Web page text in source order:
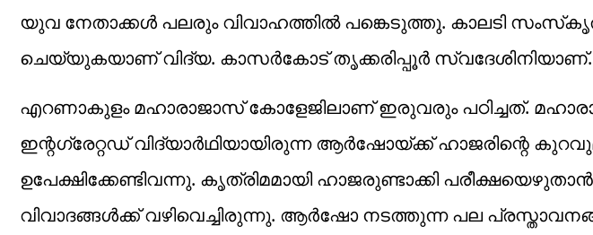
യുവ നേതാക്കള്‍ പലരും വിവാഹത്തില്‍ പങ്കെടുത്തു. കാലടി
ചെയ്യുകയാണ് വിദ്യ. കാസര്‍കോട് തൃക്കരിപ്പൂര്‍ സ്വദേശിനിയാണ്.
എറണാകുളം മഹാരാജാസ് കോളേജിലാണ് ഇരുവരും പഠിച്ചത്.
ഇന്റഗ്രേറ്റഡ് വിദ്യാര്‍ഥിയായിരുന്ന ആര്‍ഷോയ്ക്ക് ഹാജരിന്റെ
ഉപേക്ഷിക്കേണ്ടിവന്നു. കൃത്രിമമായി ഹാജരുണ്ടാക്കി
വിവാദങ്ങള്‍ക്ക് വഴിവെച്ചിരുന്നു. ആര്‍ഷോ നടത്തുന്ന പല